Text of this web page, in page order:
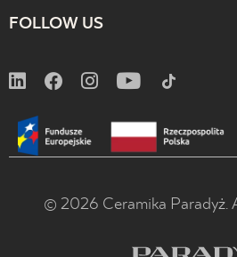
FOLLOW US
© 2026 Ceramika Paradyż.